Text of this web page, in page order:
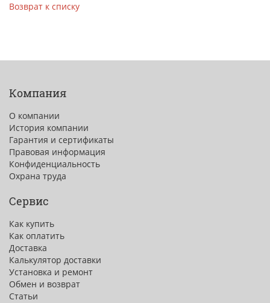
Возврат к списку
Компания
О компании
История компании
Гарантия и сертификаты
Правовая информация
Конфиденциальность
Охрана труда
Сервис
Как купить
Как оплатить
Доставка
Калькулятор доставки
Установка и ремонт
Обмен и возврат
Статьи